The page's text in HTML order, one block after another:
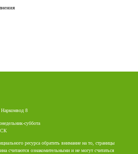
8
суббота
ресурса обратить внимание на то, страницы
считаются ознакомительными и не могут считаться